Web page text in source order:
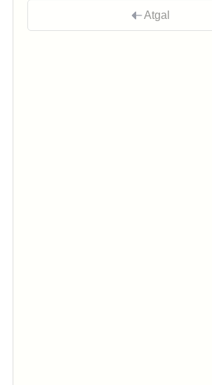
Atgal